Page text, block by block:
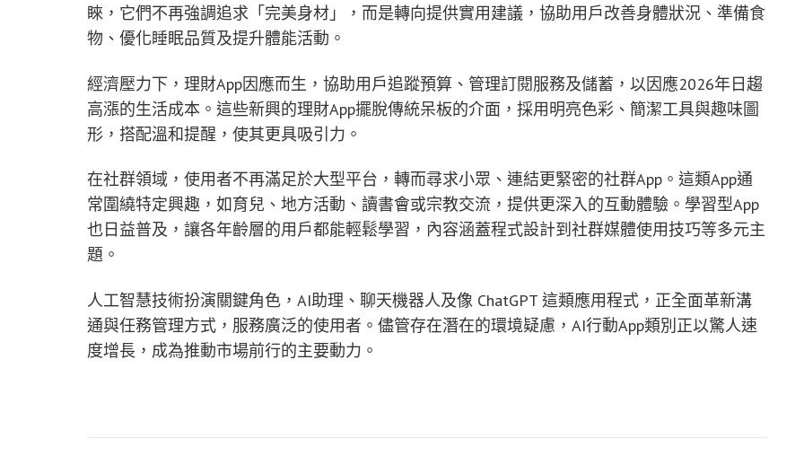
睞，它們不再強調追求「完美身材」，而是轉向提供實用建議，協助用戶改善身體狀況、準備食
物、優化睡眠品質及提升體能活動。
經濟壓力下，理財App因應而生，協助用戶追蹤預算、管理訂閱服務及儲蓄，以因應2026年日趨
高漲的生活成本。這些新興的理財App擺脫傳統呆板的介面，採用明亮色彩、簡潔工具與趣味圖
形，搭配溫和提醒，使其更具吸引力。
在社群領域，使用者不再滿足於大型平台，轉而尋求小眾、連結更緊密的社群App。這類App通
常圍繞特定興趣，如育兒、地方活動、讀書會或宗教交流，提供更深入的互動體驗。學習型App
也日益普及，讓各年齡層的用戶都能輕鬆學習，內容涵蓋程式設計到社群媒體使用技巧等多元主
題。
人工智慧技術扮演關鍵角色，AI助理、聊天機器人及像 ChatGPT 這類應用程式，正全面革新溝
通與任務管理方式，服務廣泛的使用者。儘管存在潛在的環境疑慮，AI行動App類別正以驚人速
度增長，成為推動市場前行的主要動力。